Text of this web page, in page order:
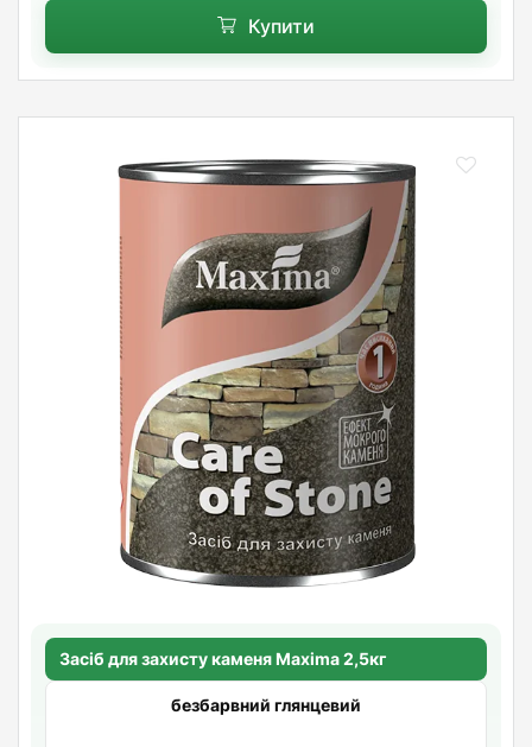
Купити
Засіб для захисту каменя Maxima 2,5кг
безбарвний глянцевий